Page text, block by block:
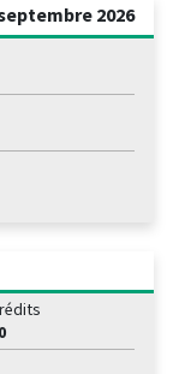
2026